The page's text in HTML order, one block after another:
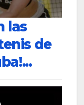
las
de